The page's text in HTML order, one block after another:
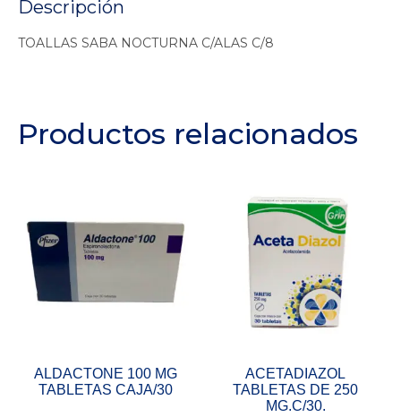
Descripción
TOALLAS SABA NOCTURNA C/ALAS C/8
Productos relacionados
ALDACTONE 100 MG
TABLETAS CAJA/30
ACETADIAZOL
TABLETAS DE 250
MG.C/30.